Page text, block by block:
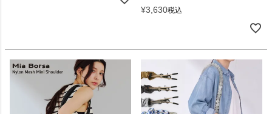
¥3,630税込